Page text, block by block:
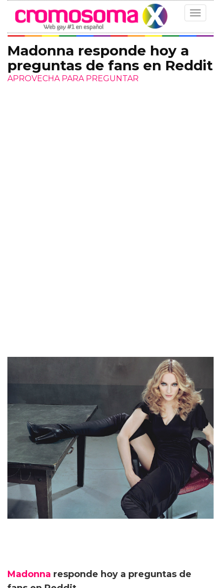
Toggle
Madonna responde hoy a
preguntas de fans en Reddit
APROVECHA PARA PREGUNTAR
Madonna responde hoy a preguntas de